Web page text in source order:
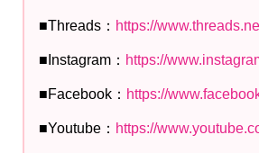
■Threads： https://
■Instagram： https://
■Facebook： https://
■Youtube： https://